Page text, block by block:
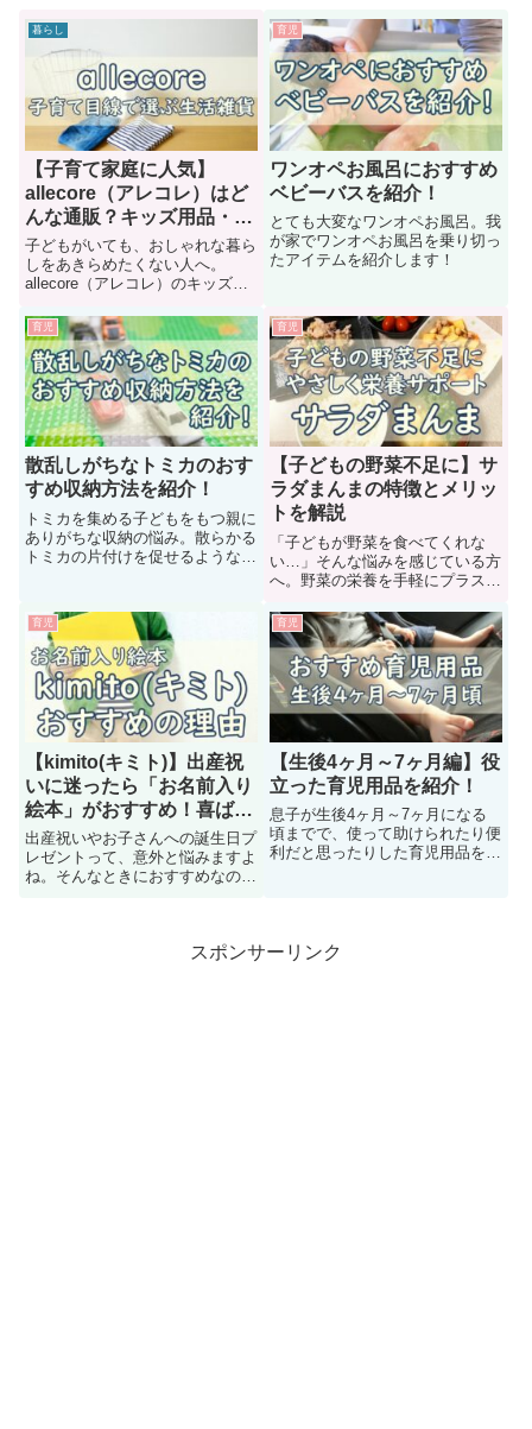
暮らし
【子育て家庭に人気】
allecore（アレコレ）はど
んな通販？キッズ用品・生
活雑貨を口コミ目線で紹介
子どもがいても、おしゃれな暮ら
しをあきらめたくない人へ。
allecore（アレコレ）のキッズ用
で紹介。ニトリ・IKEAとの違い
や、向いている人も分かります。
育児
ワンオペお風呂におすすめ
ベビーバスを紹介！
とても大変なワンオペお風呂。我
が家でワンオペお風呂を乗り切っ
たアイテムを紹介します！
育児
散乱しがちなトミカのおす
すめ収納方法を紹介！
トミカを集める子どもをもつ親に
ありがちな収納の悩み。散らかる
トミカの片付けを促せるようなア
育児
【子どもの野菜不足に】サ
ラダまんまの特徴とメリッ
トを解説
「子どもが野菜を食べてくれな
い…」そんな悩みを感じている方
へ。野菜の栄養を手軽にプラスで
力を、子育て中の目線で紹介しま
す。
育児
【kimito(キミト)】出産祝
いに迷ったら「お名前入り
絵本」がおすすめ！喜ばれ
る理由を紹介
出産祝いやお子さんへの誕生日プ
レゼントって、意外と悩みますよ
ね。そんなときにおすすめなのが
育児
【生後4ヶ月～7ヶ月編】役
立った育児用品を紹介！
息子が生後4ヶ月～7ヶ月になる
頃までで、使って助けられたり便
利だと思ったりした育児用品を紹
スポンサーリンク